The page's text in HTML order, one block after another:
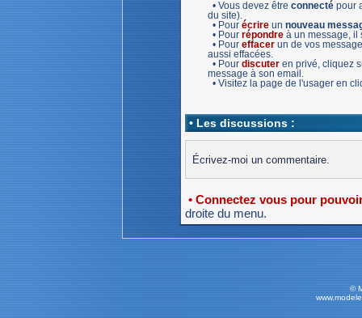
• Vous devez être connectépour
du site).
• Pour écrireun nouveau
• Pour répondreà un message, il
• Pour effacerun de vos
aussi effacées.
• Pour discuteren privé, cliquez
message à son email.
• Visitez la page de l'usager en
• Les discussions :
Écrivez-moi un commentaire.
• Connectez vous pour
droite du menu.
©